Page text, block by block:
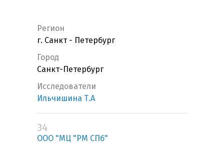
Регион
г. Санкт - Петербург
Город
Санкт-Петербург
Исследователи
Ильчишина Т.А
34
ООО "МЦ "РМ СПб"